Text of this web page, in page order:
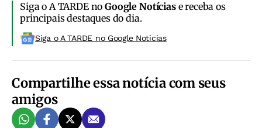
Siga o A TARDE noGoogle Notíciase receba os
principais destaques do dia.
Siga o A TARDE no Google Noticias
Compartilhe essa notícia com seus
amigos